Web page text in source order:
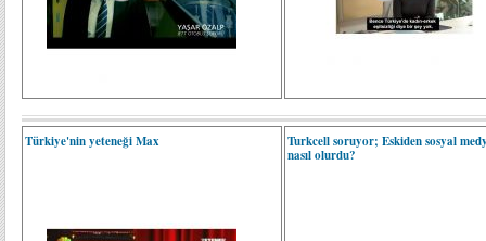
Türkiye'nin yeteneği Max
Turkcell soruyor; Eskiden sosyal
nasıl olurdu?